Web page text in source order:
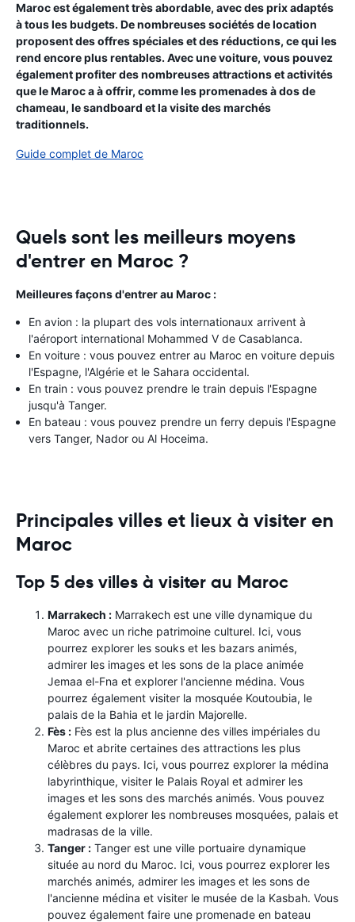
Maroc est également très abordable, avec des prix adaptés
à tous les budgets. De nombreuses sociétés de location
proposent des offres spéciales et des réductions, ce qui les
rend encore plus rentables. Avec une voiture, vous pouvez
également profiter des nombreuses attractions et activités
que le Maroc a à offrir, comme les promenades à dos de
chameau, le sandboard et la visite des marchés
traditionnels.
Guide complet de Maroc
Quels sont les meilleurs moyens
d'entrer en Maroc ?
Meilleures façons d'entrer au Maroc :
En avion : la plupart des vols internationaux arrivent à
l'aéroport international Mohammed V de Casablanca.
En voiture : vous pouvez entrer au Maroc en voiture depuis
l'Espagne, l'Algérie et le Sahara occidental.
En train : vous pouvez prendre le train depuis l'Espagne
jusqu'à Tanger.
En bateau : vous pouvez prendre un ferry depuis l'Espagne
vers Tanger, Nador ou Al Hoceima.
Principales villes et lieux à visiter en
Maroc
Top 5 des villes à visiter au Maroc
Marrakech : Marrakech est une ville dynamique du
Maroc avec un riche patrimoine culturel. Ici, vous
pourrez explorer les souks et les bazars animés,
admirer les images et les sons de la place animée
Jemaa el-Fna et explorer l'ancienne médina. Vous
pourrez également visiter la mosquée Koutoubia, le
palais de la Bahia et le jardin Majorelle.
Fès : Fès est la plus ancienne des villes impériales du
Maroc et abrite certaines des attractions les plus
célèbres du pays. Ici, vous pourrez explorer la médina
labyrinthique, visiter le Palais Royal et admirer les
images et les sons des marchés animés. Vous pouvez
également explorer les nombreuses mosquées, palais et
madrasas de la ville.
Tanger : Tanger est une ville portuaire dynamique
située au nord du Maroc. Ici, vous pourrez explorer les
marchés animés, admirer les images et les sons de
l'ancienne médina et visiter le musée de la Kasbah. Vous
pouvez également faire une promenade en bateau